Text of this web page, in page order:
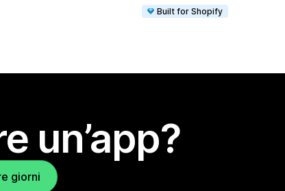
Built for Shopify
un’app?
giorni